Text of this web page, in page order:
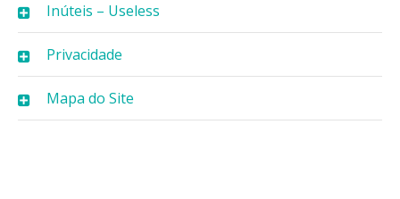
Inúteis – Useless
Privacidade
Mapa do Site